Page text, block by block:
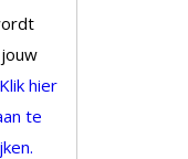
Klik hier
te